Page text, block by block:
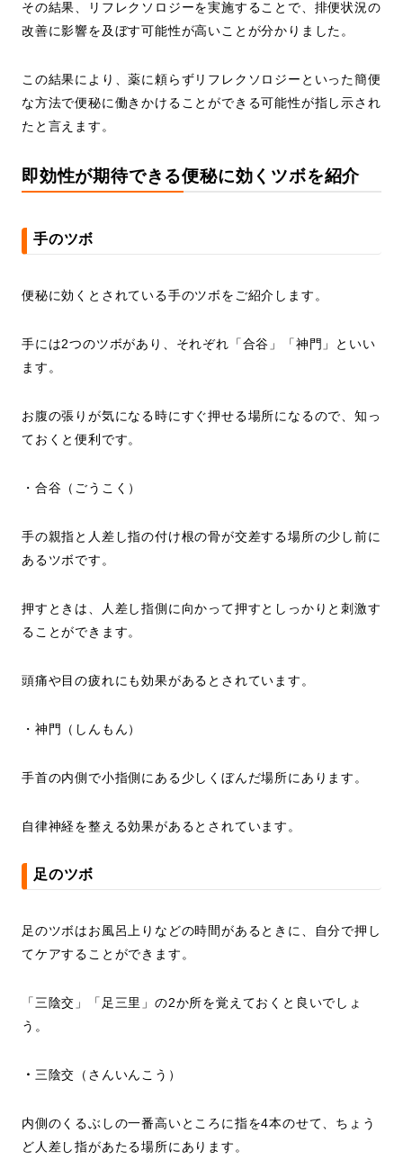
その結果、リフレクソロジーを実施することで、排便状況の
改善に影響を及ぼす可能性が高いことが分かりました。
この結果により、薬に頼らずリフレクソロジーといった簡便
な方法で便秘に働きかけることができる可能性が指し示され
たと言えます。
即効性が期待できる便秘に効くツボを紹介
手のツボ
便秘に効くとされている手のツボをご紹介します。
手には2つのツボがあり、それぞれ「合谷」「神門」といい
ます。
お腹の張りが気になる時にすぐ押せる場所になるので、知っ
ておくと便利です。
・合谷（ごうこく）
手の親指と人差し指の付け根の骨が交差する場所の少し前に
あるツボです。
押すときは、人差し指側に向かって押すとしっかりと刺激す
ることができます。
頭痛や目の疲れにも効果があるとされています。
・神門（しんもん）
手首の内側で小指側にある少しくぼんだ場所にあります。
自律神経を整える効果があるとされています。
足のツボ
足のツボはお風呂上りなどの時間があるときに、自分で押し
てケアすることができます。
「三陰交」「足三里」の2か所を覚えておくと良いでしょ
う。
・ 三陰交（さんいんこう）
内側のくるぶしの一番高いところに指を4本のせて、ちょう
ど人差し指があたる場所にあります。